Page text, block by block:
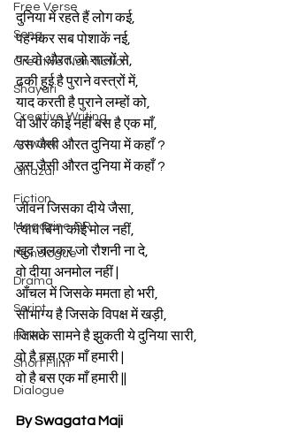
Free Verse
Song
Creative Non-fiction
Shayari
Creative Writing
Artwork
Ghazal
Fiction
Magazine QR
Monologue
Drama
Script
Haiku
Short Film
Dialogue
दुनिया में रहते हैं लोग कई,
पहनकर सब पोशाकें नई,
पर वो औरत जो सालों से,
ढकी हुई है पुराने वस्त्रों में,
याद करती है पुराने लम्हों को,
वो और कोई नहीं बस है एक माँ,
उस जैसी औरत दुनिया में कहाँ ?
उस जैसी औरत दुनिया में कहाँ ?
जीवन जिसका दीये जैसा,
त्याग बिना कोई मोल नहीं,
खुद जलकर जो रौशनी ना दे,
वो दीया अनमोल नहीं |
आँचल में जिसके ममता हो भरी,
सौभाग्य है जिसके विपक्ष में खड़ी,
जिसके सामने है झुकती ये दुनिया सारी,
वो है बस एक माँ हमारी |
वो है बस एक माँ हमारी ||
By Swagata Maji